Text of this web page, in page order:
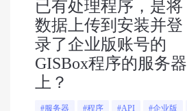
已有处理程序，是将
数据上传到安装并登
录了企业版账号的
GISBox程序的服务器
上？
#服务器 #程序 #API #企业版